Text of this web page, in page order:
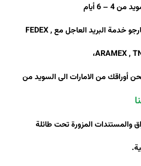
4 – 6 أيام
خدمة البريد العاجل مع FEDEX ,
ARAMEX ,،
أوراقك من الامارات الى السويد من
والمستندات المزورة تحت طائلة